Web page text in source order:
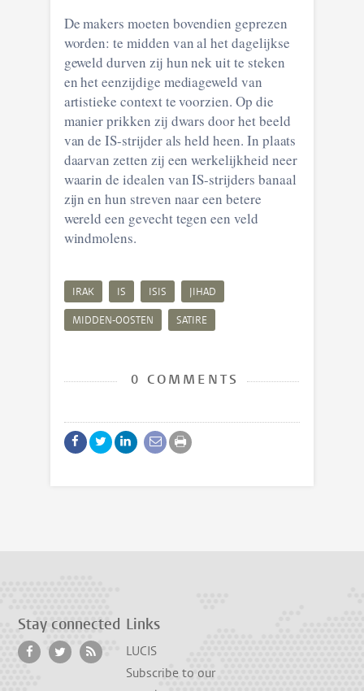
De makers moeten bovendien geprezen
worden: te midden van al het dagelijkse
geweld durven zij hun nek uit te steken
en het eenzijdige mediageweld van
artistieke context te voorzien. Op die
manier prikken zij dwars door het beeld
van de IS-strijder als held heen. In plaats
daarvan zetten zij een werkelijkheid neer
waarin de idealen van IS-strijders banaal
zijn en hun streven naar een betere
wereld een gevecht tegen een veld
windmolens.
IRAK IS ISIS JIHAD
MIDDEN-OOSTEN SATIRE
0 COMMENTS
Stay connected Links
LUCIS
Subscribe to our